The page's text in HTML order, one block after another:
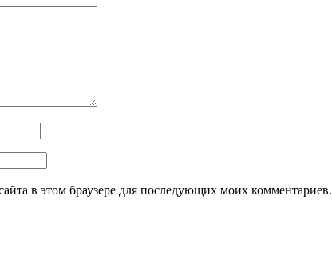
в этом браузере для последующих моих комментариев.